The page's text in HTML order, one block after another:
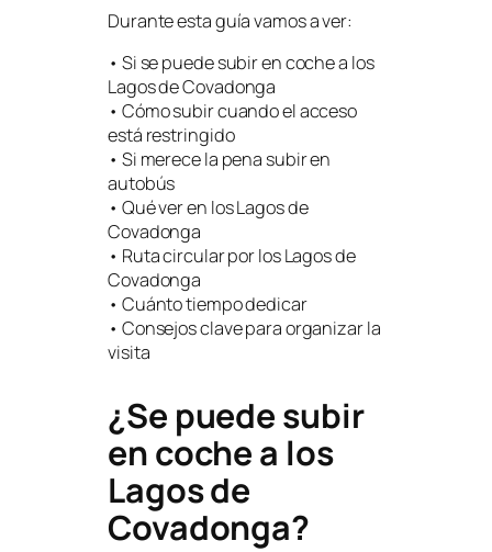
Durante esta guía vamos a ver:
• Si se puede subir en coche a los
Lagos de Covadonga
• Cómo subir cuando el acceso
está restringido
• Si merece la pena subir en
autobús
• Qué ver en los Lagos de
Covadonga
• Ruta circular por los Lagos de
Covadonga
• Cuánto tiempo dedicar
• Consejos clave para organizar la
visita
¿Se puede subir
en coche a los
Lagos de
Covadonga?